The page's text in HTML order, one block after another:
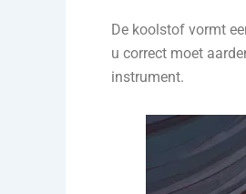
De koolstof vormt
u correct moet
instrument.